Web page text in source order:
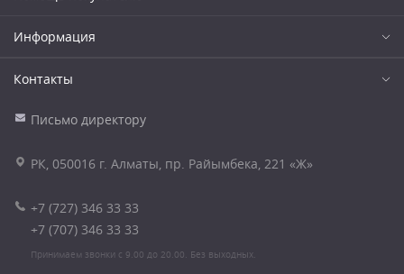
Информация
Контакты
Письмо директору
РК, 050016 г. Алматы, пр. Райымбека, 221 «Ж»
+7 (727) 346 33 33
+7 (707) 346 33 33
Принимаем звонки с 9.00 до 20.00. Без выходных.